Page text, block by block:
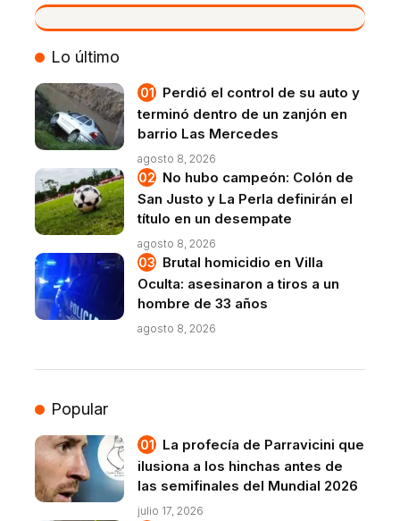
VIVO
Lo último
Perdió el control de su auto y
terminó dentro de un zanjón en
barrio Las Mercedes
agosto 8, 2026
No hubo campeón: Colón de
San Justo y La Perla definirán el
título en un desempate
agosto 8, 2026
Brutal homicidio en Villa
Oculta: asesinaron a tiros a un
hombre de 33 años
agosto 8, 2026
Popular
La profecía de Parravicini que
ilusiona a los hinchas antes de
las semifinales del Mundial 2026
julio 17, 2026